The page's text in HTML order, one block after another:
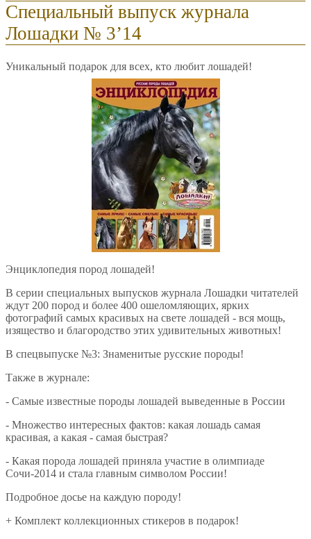
Специальный выпуск журнала
Лошадки № 3’14
Уникальный подарок для всех, кто любит лошадей!
Энциклопедия пород лошадей!
В серии специальных выпусков журнала Лошадки читателей
ждут 200 пород и более 400 ошеломляющих, ярких
фотографий самых красивых на свете лошадей - вся мощь,
изящество и благородство этих удивительных животных!
В спецвыпуске №3: Знаменитые русские породы!
Также в журнале:
- Самые известные породы лошадей выведенные в России
- Множество интересных фактов: какая лошадь самая
красивая, а какая - самая быстрая?
- Какая порода лошадей приняла участие в олимпиаде
Сочи-2014 и стала главным символом России!
Подробное досье на каждую породу!
+ Комплект коллекционных стикеров в подарок!